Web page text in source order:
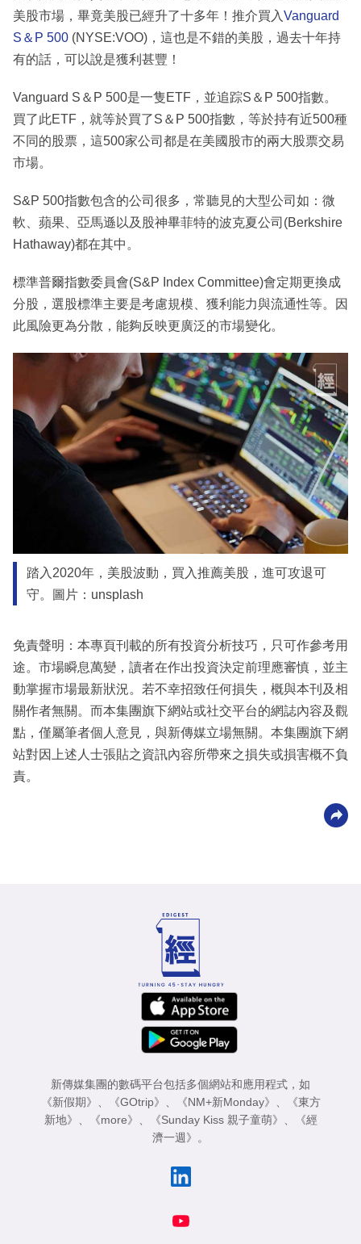
美股市場，畢竟美股已經升了十多年！推介買入Vanguard
S＆P 500 (NYSE:VOO)，這也是不錯的美股，過去十年持
有的話，可以說是獲利甚豐！
Vanguard S＆P 500是一隻ETF，並追踪S＆P 500指數。
買了此ETF，就等於買了S＆P 500指數，等於持有近500種
不同的股票，這500家公司都是在美國股市的兩大股票交易
市場。
S&P 500指數包含的公司很多，常聽見的大型公司如：微
軟、蘋果、亞馬遜以及股神畢菲特的波克夏公司(Berkshire
Hathaway)都在其中。
標準普爾指數委員會(S&P Index Committee)會定期更換成
分股，選股標準主要是考慮規模、獲利能力與流通性等。因
此風險更為分散，能夠反映更廣泛的市場變化。
踏入2020年，美股波動，買入推薦美股，進可攻退可
守。圖片：unsplash
免責聲明：本專頁刊載的所有投資分析技巧，只可作參考用
途。市場瞬息萬變，讀者在作出投資決定前理應審慎，並主
動掌握市場最新狀況。若不幸招致任何損失，概與本刊及相
關作者無關。而本集團旗下網站或社交平台的網誌內容及觀
點，僅屬筆者個人意見，與新傳媒立場無關。本集團旗下網
站對因上述人士張貼之資訊內容所帶來之損失或損害概不負
責。
新傳媒集團的數碼平台包括多個網站和應用程式，如
《新假期》
《GOtrip》 《NM+新Monday》
《東方
新地》
《more》 《Sunday Kiss 親子童萌》
《經
濟一週》
。